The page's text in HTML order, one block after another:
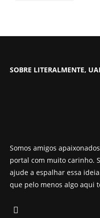
SOBRE LITERALMENTE, UAI
Somos amigos
portal com muito carinho.
ajude a espalhar essa
que pelo menos algo aqui